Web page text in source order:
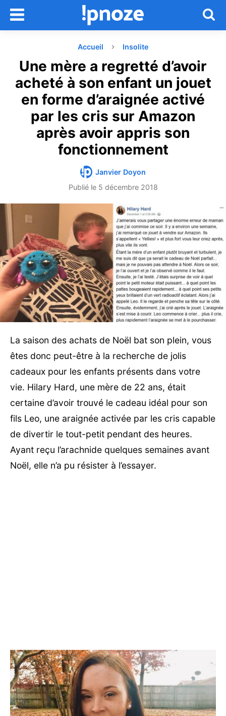
Accueil Insolite
Une mère a regretté d’avoir
acheté à son enfant un jouet
en forme d’araignée activé
par les cris sur Amazon
après avoir appris son
fonctionnement
Janvier Doyon
Publié le 5 décembre 2018
La saison des achats de Noël bat son plein, vous
êtes donc peut-être à la recherche de jolis
cadeaux pour les enfants présents dans votre
vie. Hilary Hard, une mère de 22 ans, était
certaine d’avoir trouvé le cadeau idéal pour son
fils Leo, une araignée activée par les cris capable
de divertir le tout-petit pendant des heures.
Ayant reçu l’arachnide quelques semaines avant
Noël, elle n’a pu résister à l’essayer.